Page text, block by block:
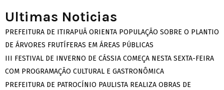
Ultimas Noticias
PREFEITURA DE ITIRAPUÃ ORIENTA POPULAÇÃO SOBRE O PLANTIO
DE ÁRVORES FRUTÍFERAS EM ÁREAS PÚBLICAS
III FESTIVAL DE INVERNO DE CÁSSIA COMEÇA NESTA SEXTA-FEIRA
COM PROGRAMAÇÃO CULTURAL E GASTRONÔMICA
PREFEITURA DE PATROCÍNIO PAULISTA REALIZA OBRAS DE